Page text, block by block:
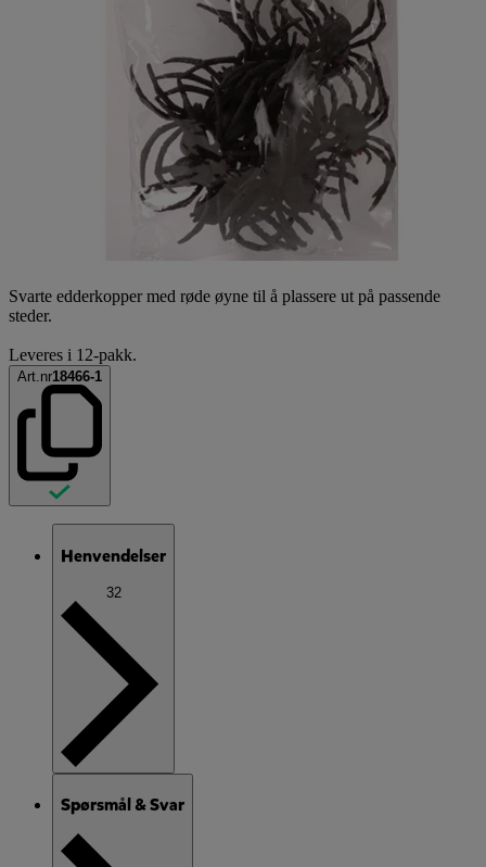
Svarte edderkopper med røde øyne til å plassere ut på passende
steder.
Leveres i 12-pakk.
Art.nr18466-1
Henvendelser
32
Spørsmål & Svar